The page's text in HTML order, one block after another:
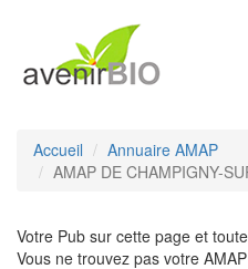
Accueil
Annuaire AMAP
AMAP DE CHAMPIGNY-
Votre Pub sur cette page et
Vous ne trouvez pas votre